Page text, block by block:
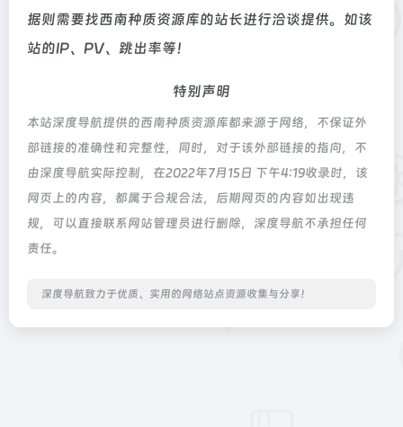
据则需要找西南种质资源库的站长进行洽谈提供。如该
站的IP、PV、跳出率等！
特别声明
本站深度导航提供的西南种质资源库都来源于网络，不保证外
部链接的准确性和完整性，同时，对于该外部链接的指向，不
由深度导航实际控制，在2022年7月15日 下午4:19收录时，该
网页上的内容，都属于合规合法，后期网页的内容如出现违
规，可以直接联系网站管理员进行删除，深度导航不承担任何
责任。
深度导航致力于优质、实用的网络站点资源收集与分享！